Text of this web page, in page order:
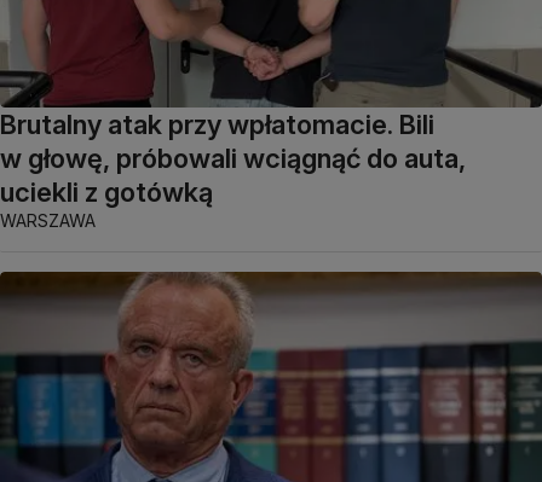
Brutalny atak przy wpłatomacie. Bili
w głowę, próbowali wciągnąć do auta,
uciekli z gotówką
WARSZAWA